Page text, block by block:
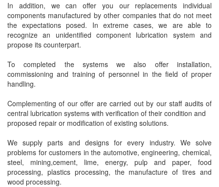
In addition, we can offer you our replacements individual
components manufactured by other companies that do not meet
the expectations posed. In extreme cases, we are able to
recognize an unidentified component lubrication system and
propose its counterpart.
Tocompleted the systems we also offer
installation,
commissioning and training of personnel in the field of proper
handling.
Complementing of our offer are carried out by our staff audits of
central lubrication systems with verification of their condition and
proposed repair or modification of existing solutions.
We supply parts and designs for every industry. We solve
problems for customers in the automotive, engineering, chemical,
steel, mining,cement, lime, energy, pulp and paper, food
processing, plastics processing, the manufacture of tires and
wood processing.